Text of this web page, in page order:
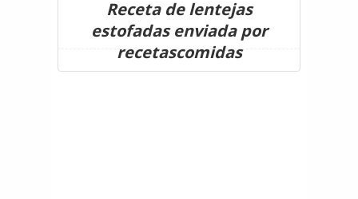
Receta de lentejas
estofadas enviada por
recetascomidas